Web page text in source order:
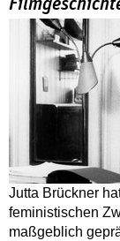
Jutta Brückner
feministischen
maßgeblich